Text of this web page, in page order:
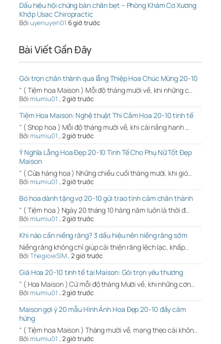
Dấu hiệu hội chứng bàn chân bẹt – Phòng Khám Cơ Xương
Khớp Usac Chiropractic
Bởi uyenuyen01 6 giờ trước
Bài Viết Gần Đây
Gói trọn chân thành qua lẵng Thiệp Hoa Chúc Mừng 20-10
" ( Tiệm hoa Maison ) Mỗi độ tháng mười về, khi những c…
Bởi miumiu01 , 2 giờ trước
Tiệm Hoa Maison: Nghệ thuật Thi Cắm Hoa 20-10 tinh tế
" ( Shop hoa ) Mỗi độ tháng mười về, khi cái nắng hanh …
Bởi miumiu01 , 2 giờ trước
Ý Nghĩa Lẵng Hoa Đẹp 20-10 Tinh Tế Cho Phụ Nữ Tốt Đẹp
Maison
" ( Cửa hàng hoa ) Những chiều cuối tháng mười, khi gió…
Bởi miumiu01 , 2 giờ trước
Bó hoa dành tặng vợ 20-10 gửi trao tình cảm chân thành
" ( Tiệm hoa ) Ngày 20 tháng 10 hàng năm luôn là thời đ…
Bởi miumiu01 , 2 giờ trước
Khi nào cần niềng răng? 3 dấu hiệu nên niềng răng sớm
Niềng răng không chỉ giúp cải thiện răng lệch lạc, khấp…
Bởi ThegioieSIM,2 giờ trước
Giá Hoa 20-10 tinh tế tại Maison: Gói trọn yêu thương
" ( Hoa Maison ) Cứ mỗi độ tháng Mười về, khi những cơn…
Bởi miumiu01 , 2 giờ trước
Maison gợi ý 20 mẫu Hình Ảnh Hoa Đẹp 20-10 đầy cảm
hứng
" ( Tiệm hoa Maison ) Tháng mười về, mang theo cái khôn…
Bởi miumiu01 , 2 giờ trước